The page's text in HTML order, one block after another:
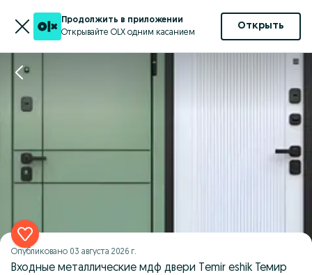
Продолжить в приложении
Открывайте OLX одним касанием
Открыть
Опубликовано 03 августа 2026 г.
Входные металлические мдф двери Temir eshik Темир